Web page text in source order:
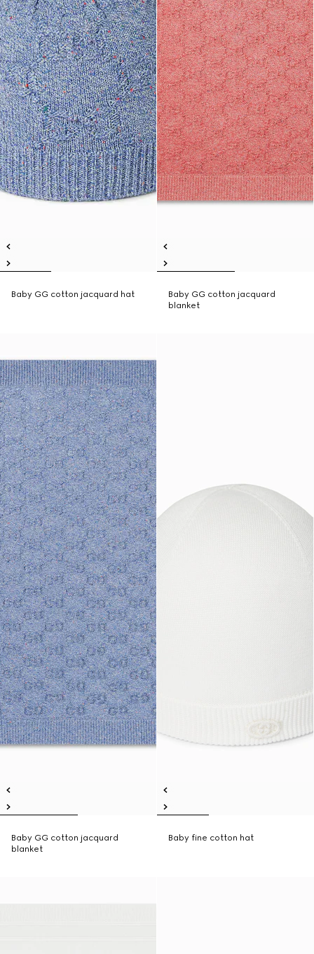
Baby GG cotton jacquard hat
Baby GG cotton jacquard
blanket
Baby GG cotton jacquard
blanket
Baby fine cotton hat